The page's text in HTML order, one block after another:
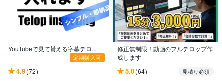
YouTubeで見て貰える字幕テロ...
定期購入可
4.9(72)
修正無制限！動画のフルテロップ作
成します
5.0(64)
見積り必須